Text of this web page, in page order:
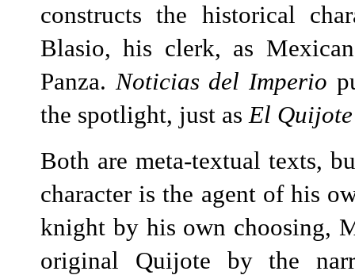
constructs the historical
Blasio, his clerk, as
Panza.Noticias del Imperio
the spotlight, just asEl Quijote
Both are meta-textual texts,
character is the agent of his
knight by his own choosing,
original Quijote by the